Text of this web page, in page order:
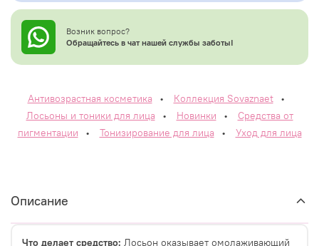
Возник вопрос?
Обращайтесь в чат нашей службы заботы!
Антивозрастная косметика • Коллекция Sovaznaet
•
Лосьоны и тоники для лица
• Новинки •
Средства от
пигментации
• Тонизирование для лица • Уход для лица
Описание
Что делает средство: Лосьон оказывает омолаживающий